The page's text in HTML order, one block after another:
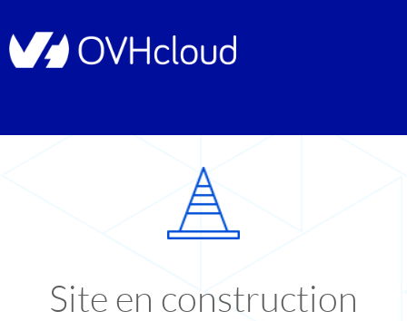
Site en construction